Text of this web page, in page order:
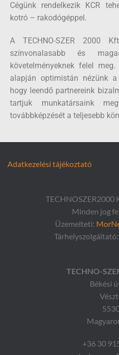
Cégünk rendelkezik KCR
kotró – rakodógéppel.
A TECHNO-SZER 2000
színvonalasabb és
követelményeknek felel
alapján optimistán nézünk
hogy leendő partnereink
tartjuk munkatársaink
továbbképzését a teljesebb
Adatkezelési tájékoztató
Minden jog
Üzemelteti:
Tárhelyszolgáltató:
TECHNO-
Békési
+36 30